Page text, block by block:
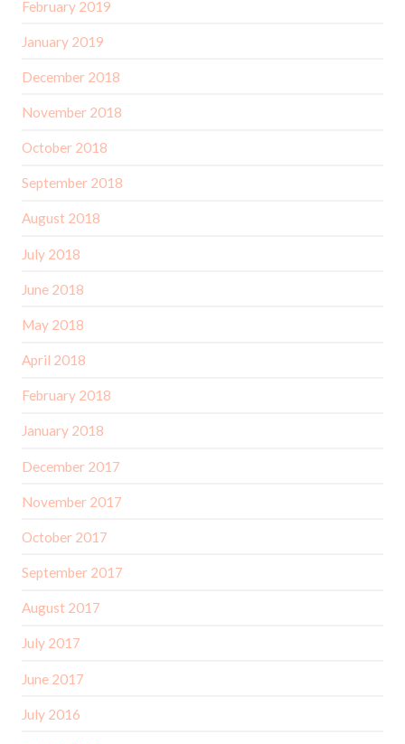
February 2019
January 2019
December 2018
November 2018
October 2018
September 2018
August 2018
July 2018
June 2018
May 2018
April 2018
February 2018
January 2018
December 2017
November 2017
October 2017
September 2017
August 2017
July 2017
June 2017
July 2016